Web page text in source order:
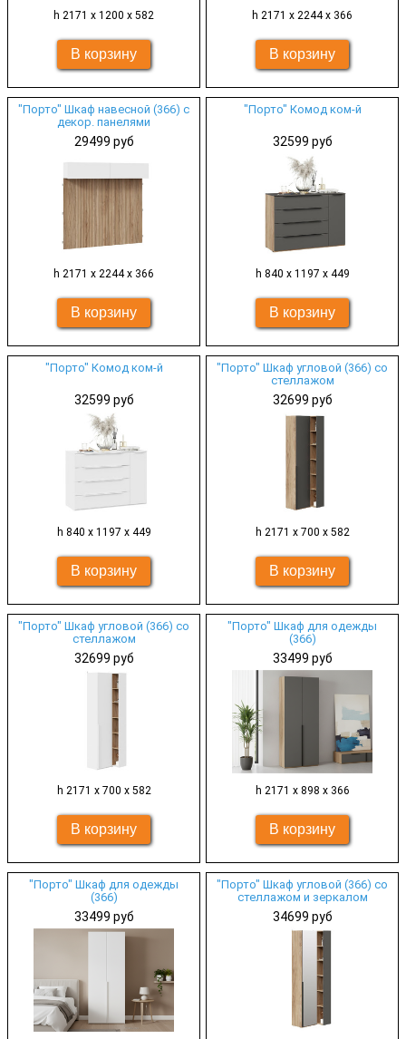
h 2171 х 1200 х 582 h 2171 х 2244 х 366
"Порто" Шкаф навесной (366) с
декор. панелями
29499 руб
h 2171 х 2244 х 366
"Порто" Комод ком-й
32599 руб
h 840 х 1197 х 449
"Порто" Комод ком-й
32599 руб
h 840 х 1197 х 449
"Порто" Шкаф угловой (366) со
стеллажом
32699 руб
h 2171 х 700 х 582
"Порто" Шкаф угловой (366) со
стеллажом
32699 руб
h 2171 х 700 х 582
"Порто" Шкаф для одежды
(366)
33499 руб
h 2171 х 898 х 366
"Порто" Шкаф для одежды
(366)
33499 руб
"Порто" Шкаф угловой (366) со
стеллажом и зеркалом
34699 руб